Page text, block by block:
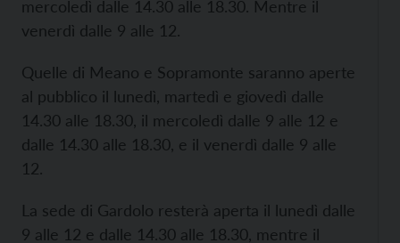
mercoledì dalle 14.30 alle 18.30. Mentre il
venerdì dalle 9 alle 12.
Quelle di Meano e Sopramonte saranno aperte
al pubblico il lunedì, martedì e giovedì dalle
14.30 alle 18.30, il mercoledì dalle 9 alle 12 e
dalle 14.30 alle 18.30, e il venerdì dalle 9 alle
12.
La sede di Gardolo resterà aperta il lunedì dalle
9 alle 12 e dalle 14.30 alle 18.30, mentre il